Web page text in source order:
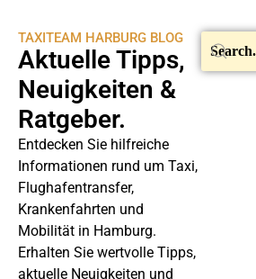
TAXITEAM HARBURG BLOG
Aktuelle Tipps,
Neuigkeiten &
Ratgeber.
Entdecken Sie hilfreiche
Informationen rund um Taxi,
Flughafentransfer,
Krankenfahrten und
Mobilität in Hamburg.
Erhalten Sie wertvolle Tipps,
aktuelle Neuigkeiten und